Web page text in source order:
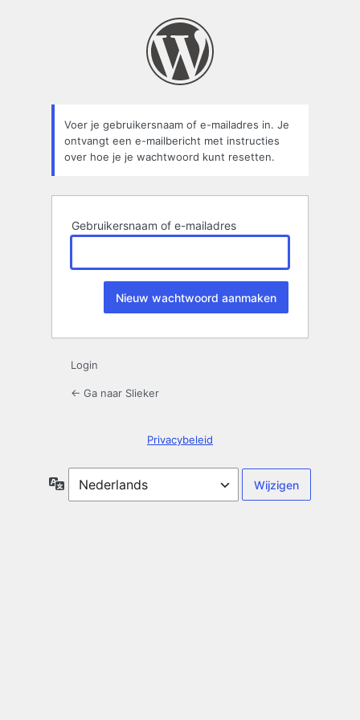
Voer je gebruikersnaam of e-mailadres in. Je
ontvangt een e-mailbericht met instructies
over hoe je je wachtwoord kunt resetten.
Gebruikersnaam of e-mailadres
Login
← Ga naar Slieker
Privacybeleid
Taal